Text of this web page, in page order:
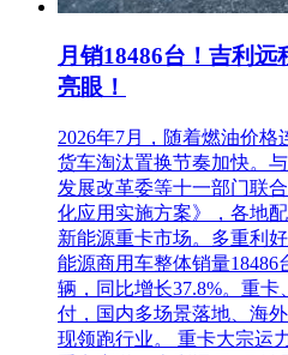
月销18486台！吉利
亮眼！
2026年7月，随着燃油价
货车淘汰置换节奏加快。
发展改革委等十一部门联
化应用实施方案》，各地
新能源重卡市场。多重利
能源商用车整体销量18486
辆，同比增长37.8%。重
付，国内多场景落地、海
现领跑行业。 重卡大宗运